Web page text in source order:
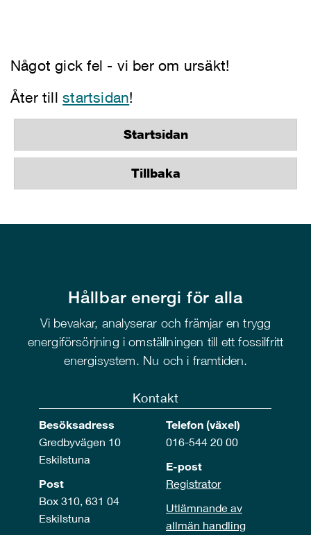
Något gick fel - vi ber om ursäkt!
Åter tillstartsidan!
Startsidan
Tillbaka
Hållbar energi för alla
Vi bevakar, analyserar och främjar en trygg
energiförsörjning i omställningen till ett fossilfritt
energisystem. Nu och i framtiden.
Kontakt
Besöksadress
Gredbyvägen 10
Eskilstuna
Post
Box 310, 631 04
Eskilstuna
Telefon (växel)
016-544 20 00
E-post
Registrator
Utlämnande av
allmän handling